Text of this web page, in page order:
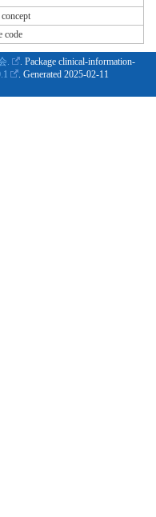
code
.
. Package clinical-information-
. Generated 2025-02-11